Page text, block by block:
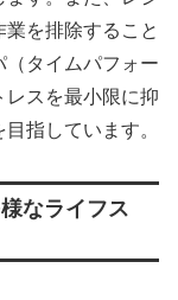
を排除すること
（タイムパフォー
レスを最小限に抑
指しています。
なライフス